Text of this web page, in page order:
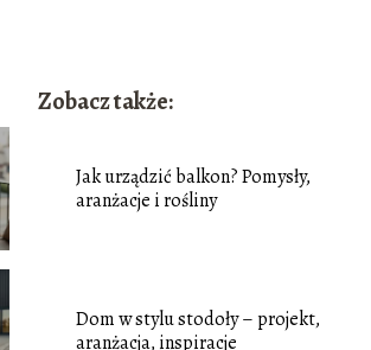
Zobacz także:
Jak urządzić balkon? Pomysły,
aranżacje i rośliny
Dom w stylu stodoły – projekt,
aranżacja, inspiracje